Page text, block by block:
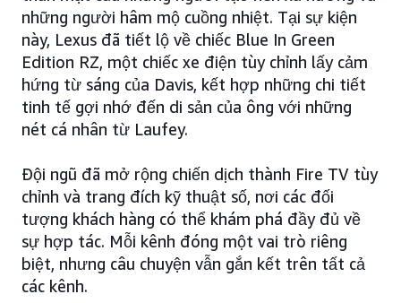
những người hâm mộ cuồng nhiệt. Tại sự kiện
này, Lexus đã tiết lộ về chiếc Blue In Green
Edition RZ, một chiếc xe điện tùy chỉnh lấy cảm
hứng từ sáng của Davis, kết hợp những chi tiết
tinh tế gợi nhớ đến di sản của ông với những
nét cá nhân từ Laufey.
Đội ngũ đã mở rộng chiến dịch thành Fire TV tùy
chỉnh và trang đích kỹ thuật số, nơi các đối
tượng khách hàng có thể khám phá đầy đủ về
sự hợp tác. Mỗi kênh đóng một vai trò riêng
biệt, nhưng câu chuyện vẫn gắn kết trên tất cả
các kênh.